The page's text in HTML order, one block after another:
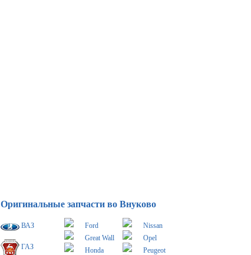
Оригинальные запчасти во Внуково
ВАЗ
ГАЗ
Ford
Great Wall
Honda
Nissan
Opel
Peugeot